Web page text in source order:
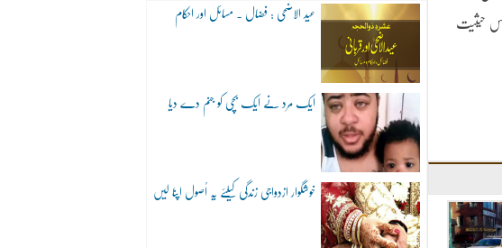
عید الاضحی : فضال ۔ مسائل اور احکام
ایک مرد نے ایک بچی کو جنم دے دیا
خوشگوار ازدواجی زندگی کیلئے یہ اُصول اپنا لیں
حیثیت